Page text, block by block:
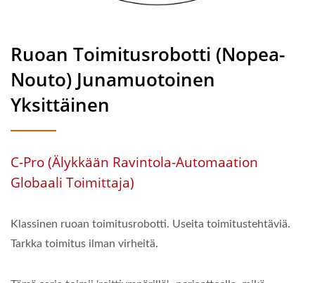
Ruoan Toimitusrobotti (Nopea-
Nouto) Junamuotoinen
Yksittäinen
C-Pro (Älykkään Ravintola-Automaation
Globaali Toimittaja)
Klassinen ruoan toimitusrobotti. Useita toimitustehtäviä.
Tarkka toimitus ilman virheitä.